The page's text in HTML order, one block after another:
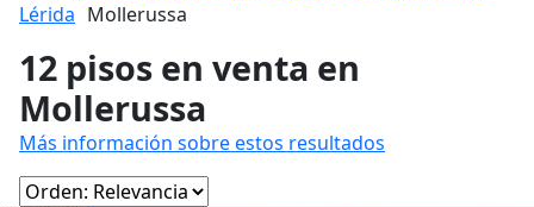
Lérida Mollerussa
12 pisos en venta en
Mollerussa
Más información sobre estos resultados